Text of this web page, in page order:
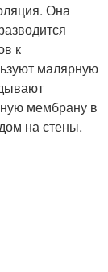
Она
к
малярную
мембрану в
на стены.